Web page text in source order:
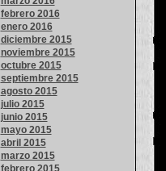
febrero 2016
enero 2016
diciembre 2015
noviembre 2015
octubre 2015
septiembre 2015
agosto 2015
julio 2015
junio 2015
mayo 2015
abril 2015
marzo 2015
febrero 2015